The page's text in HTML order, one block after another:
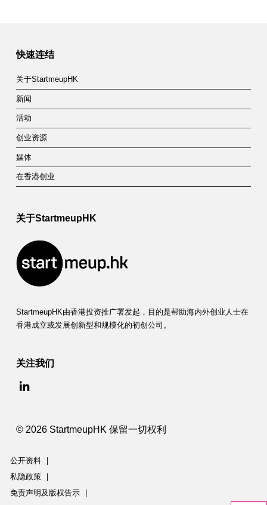
快速连结
关于StartmeupHK
新闻
活动
创业资源
媒体
在香港创业
关于StartmeupHK
StartmeupHK由香港投资推广署发起，目的是帮助海内外创业人士在
香港成立或发展创新型和规模化的初创公司。
关注我们
© 2026 StartmeupHK 保留一切权利
公开资料
私隐政策
免责声明及版权告示